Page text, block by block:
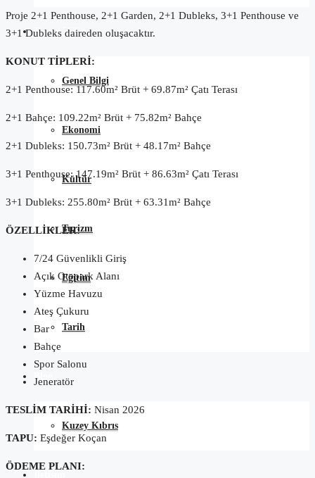
Kuzey Kıbrıs
Genel Bilgi
Ekonomi
Kültür
Turizm
Eğitim
Tarih
Blog
Kuzey Kıbrıs
Proje 2+1 Penthouse, 2+1 Garden, 2+1 Dubleks, 3+1 Penthouse ve
3+1 Dubleks daireden oluşacaktır.
KONUT TİPLERİ:
2+1 Penthouse: 117.60m² Brüt + 69.87m² Çatı Terası
2+1 Bahçe: 109.22m² Brüt + 75.82m² Bahçe
2+1 Dubleks: 150.73m² Brüt + 48.17m² Bahçe
3+1 Penthouse: 147.19m² Brüt + 86.63m² Çatı Terası
3+1 Dubleks: 255.80m² Brüt + 63.31m² Bahçe
ÖZELLİKLER:
7/24 Güvenlikli Giriş
Açık Otopark Alanı
Yüzme Havuzu
Ateş Çukuru
Bar
Bahçe
Spor Salonu
Jeneratör
TESLİM TARİHİ: Nisan 2026
TAPU: Eşdeğer Koçan
ÖDEME PLANI: